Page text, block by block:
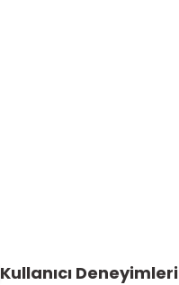
Kullanıcı Deneyimleri